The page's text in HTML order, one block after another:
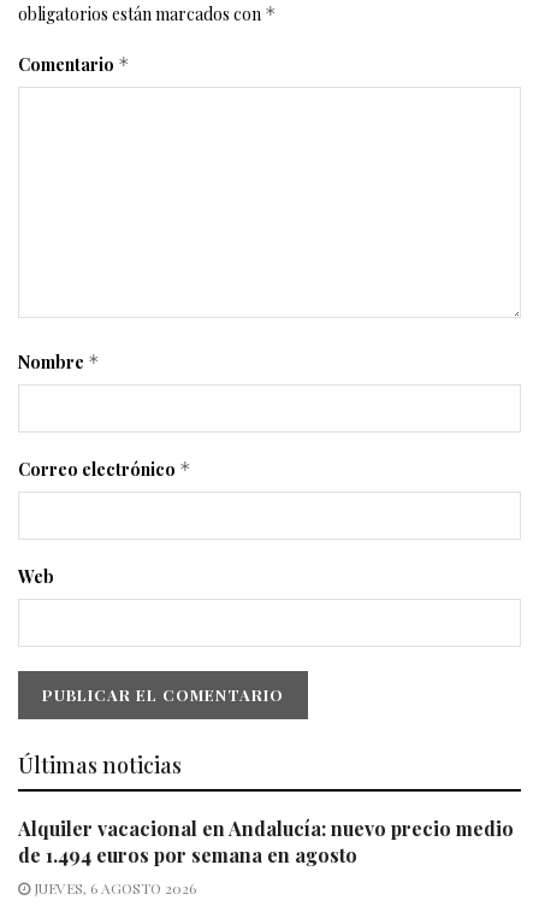
obligatorios están marcados con *
Comentario *
Nombre *
Correo electrónico *
Web
Últimas noticias
Alquiler vacacional en Andalucía: nuevo precio medio
de 1.494 euros por semana en agosto
JUEVES, 6 AGOSTO 2026